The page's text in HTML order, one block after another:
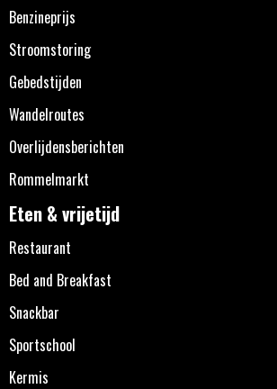
Benzineprijs
Stroomstoring
Gebedstijden
Wandelroutes
Overlijdensberichten
Rommelmarkt
Eten & vrijetijd
Restaurant
Bed and Breakfast
Snackbar
Sportschool
Kermis